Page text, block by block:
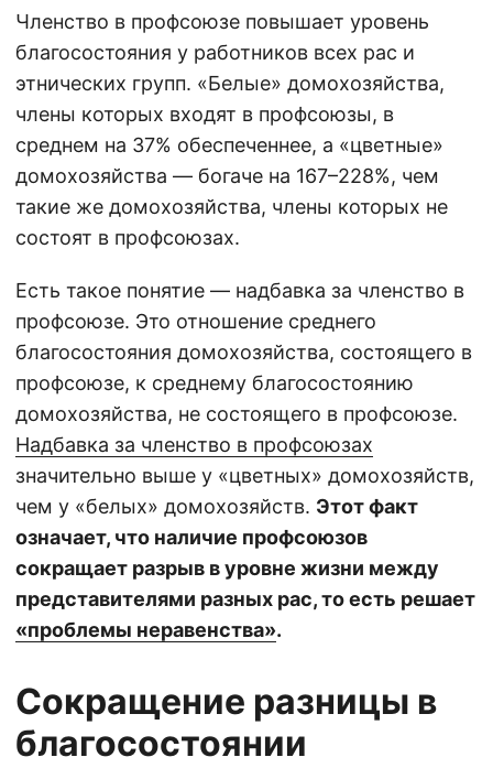
Членство в профсоюзе повышает уровень
благосостояния у работников всех рас и
этнических групп. «Белые» домохозяйства,
члены которых входят в профсоюзы, в
среднем на 37% обеспеченнее, а «цветные»
домохозяйства — богаче на 167–228%, чем
такие же домохозяйства, члены которых не
состоят в профсоюзах.
Есть такое понятие — надбавка за членство в
профсоюзе. Это отношение среднего
благосостояния домохозяйства, состоящего в
профсоюзе, к среднему благосостоянию
домохозяйства, не состоящего в профсоюзе.
Надбавка за членство в профсоюзах
значительно выше у «цветных» домохозяйств,
чем у «белых» домохозяйств. Этот факт
означает, что наличие профсоюзов
сокращает разрыв в уровне жизни между
представителями разных рас, то есть решает
«проблемы неравенства».
Сокращение разницы в
благосостоянии